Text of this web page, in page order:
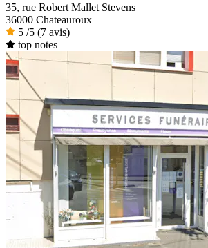
35, rue Robert Mallet Stevens
36000 Chateauroux
5 /5 (7 avis)
top notes